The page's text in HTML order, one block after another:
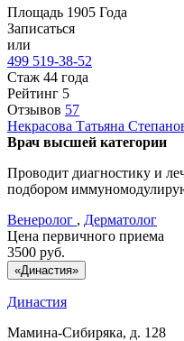
Площадь 1905 Года
Записаться
или
499 519-38-52
Стаж 44 года
Рейтинг 5
Отзывов 57
Некрасова Татьяна
Врач высшей категории
Проводит диагностику и
подбором
Венеролог , Дерматолог
Цена первичного приема
3500 руб.
«Династия»
Династия
Мамина-Сибиряка, д. 128